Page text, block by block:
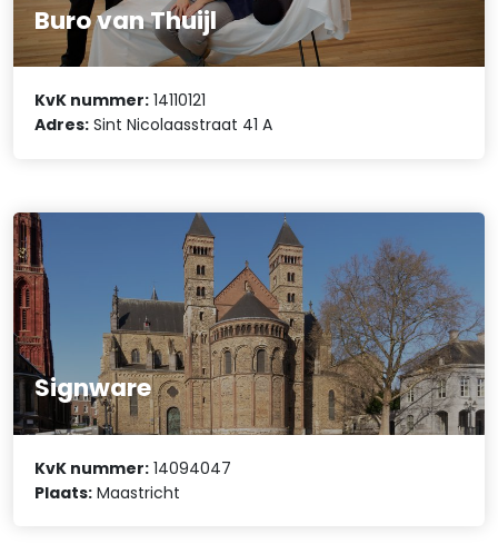
Buro van Thuijl
KvK nummer: 14110121
Adres: Sint Nicolaasstraat 41 A
Signware
KvK nummer: 14094047
Plaats: Maastricht